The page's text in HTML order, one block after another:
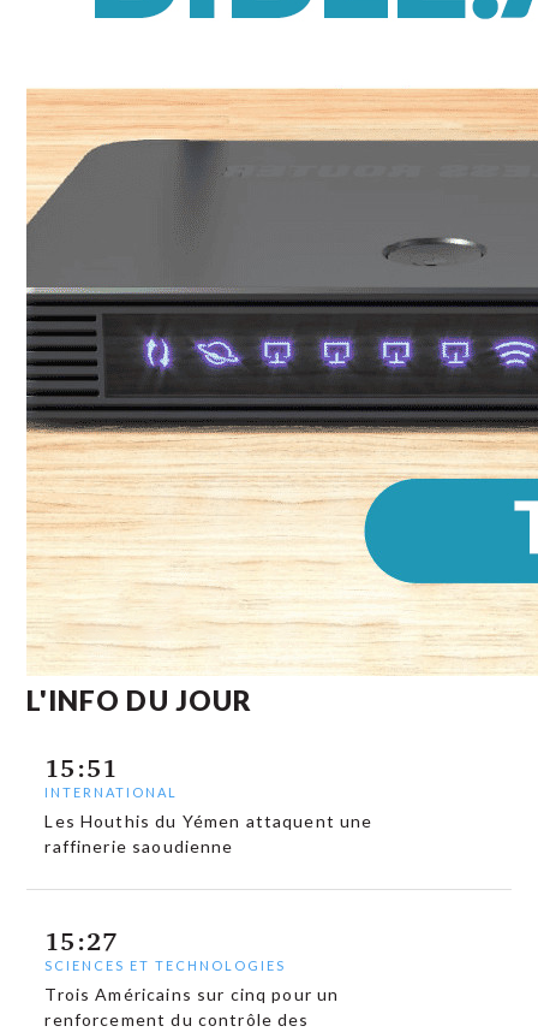
L'INFO DU JOUR
15:51
INTERNATIONAL
Les Houthis du Yémen attaquent une
raffinerie saoudienne
15:27
SCIENCES ET TECHNOLOGIES
Trois Américains sur cinq pour un
renforcement du contrôle des